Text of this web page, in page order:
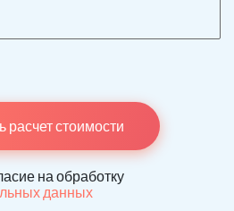
расчет стоимости
на обработку
данных